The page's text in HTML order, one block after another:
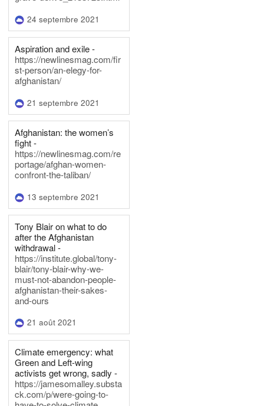
24 septembre 2021
Aspiration and exile -
https://newlinesmag.com/fir
st-person/an-elegy-for-
afghanistan/
21 septembre 2021
Afghanistan: the women’s
fight -
https://newlinesmag.com/re
portage/afghan-women-
confront-the-taliban/
13 septembre 2021
Tony Blair on what to do
after the Afghanistan
withdrawal -
https://institute.global/tony-
blair/tony-blair-why-we-
must-not-abandon-people-
afghanistan-their-sakes-
and-ours
21 août 2021
Climate emergency: what
Green and Left-wing
activists get wrong, sadly -
https://jamesomalley.substa
ck.com/p/were-going-to-